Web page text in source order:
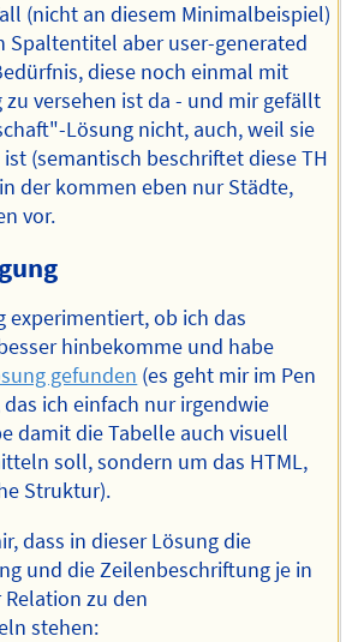
(nicht an diesem Minimalbeispiel)
Spaltentitel aber user-generated
diese noch einmal mit
versehen ist da - und mir gefällt
Lösung nicht, auch, weil sie
(semantisch beschriftet diese TH
der kommen eben nur Städte,
vor.
experimentiert, ob ich das
hinbekomme und habe
gefunden (es geht mir im Pen
das ich einfach nur irgendwie
damit die Tabelle auch visuell
soll, sondern um das HTML,
Struktur).
dass in dieser Lösung die
und die Zeilenbeschriftung je in
zu den
stehen: